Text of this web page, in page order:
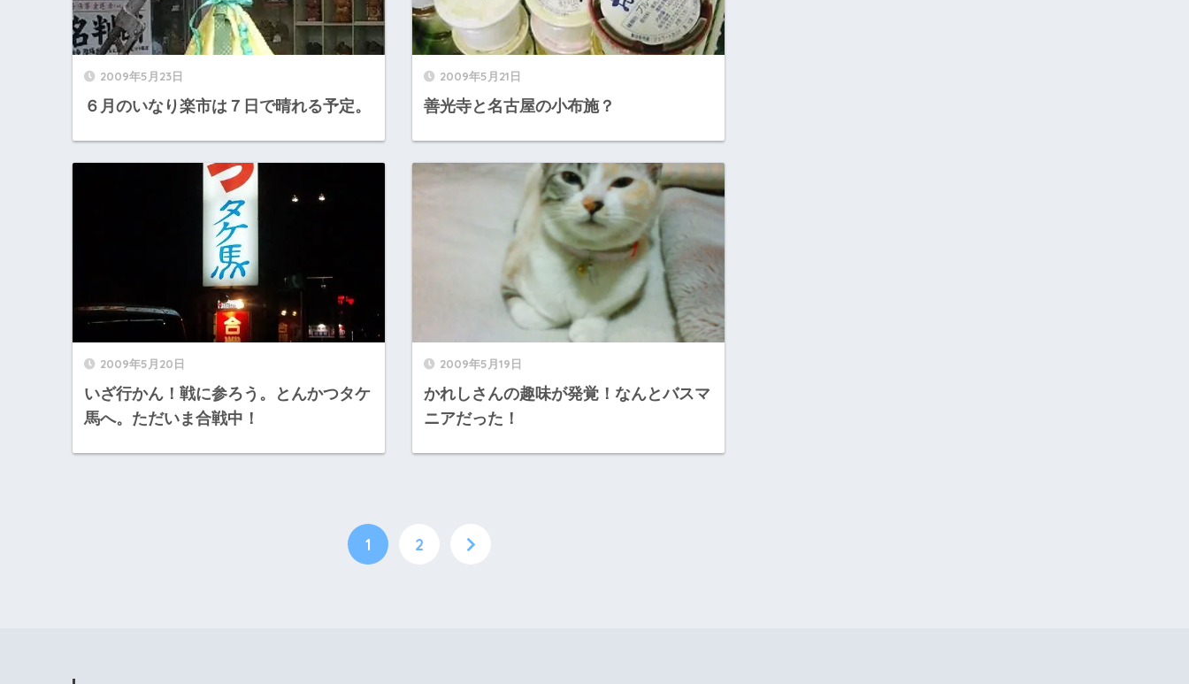
2009年5月23日
６月のいなり楽市は７日で晴れる予定。
2009年5月21日
善光寺と名古屋の小布施？
2009年5月20日
いざ行かん！戦に参ろう。とんかつタケ
馬へ。ただいま合戦中！
2009年5月19日
かれしさんの趣味が発覚！なんとバスマ
ニアだった！
1 2